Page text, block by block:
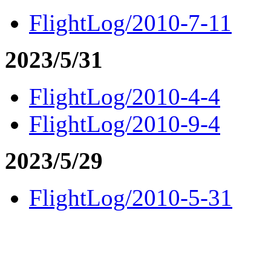
FlightLog/2010-7-11
2023/5/31
FlightLog/2010-4-4
FlightLog/2010-9-4
2023/5/29
FlightLog/2010-5-31